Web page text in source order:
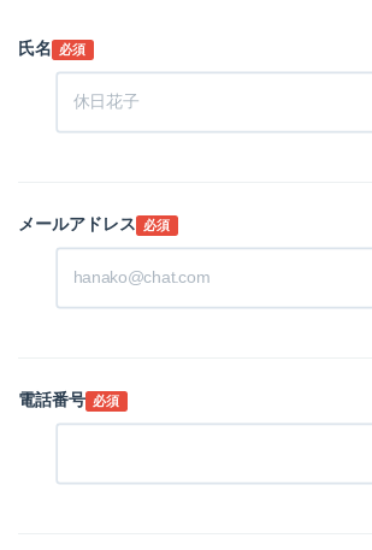
氏名 必須
メールアドレス 必須
電話番号 必須